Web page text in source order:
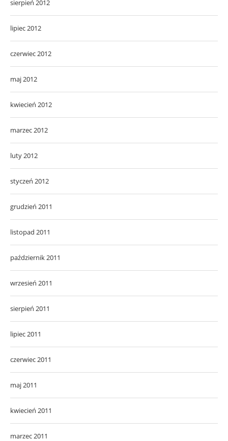
sierpień 2012
lipiec 2012
czerwiec 2012
maj 2012
kwiecień 2012
marzec 2012
luty 2012
styczeń 2012
grudzień 2011
listopad 2011
październik 2011
wrzesień 2011
sierpień 2011
lipiec 2011
czerwiec 2011
maj 2011
kwiecień 2011
marzec 2011